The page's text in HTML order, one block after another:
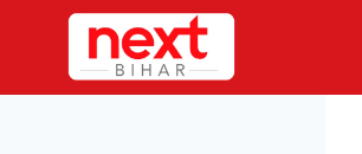
content